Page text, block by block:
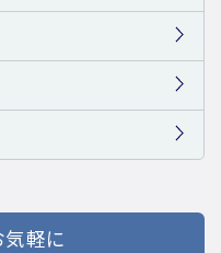
軽に